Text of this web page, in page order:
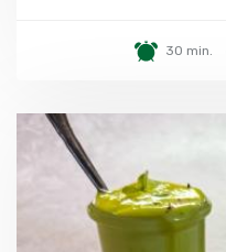
30 min.